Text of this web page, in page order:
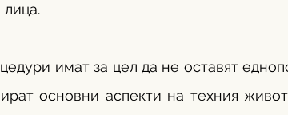
лица.
имат за цел да не оставят
основни аспекти на техния